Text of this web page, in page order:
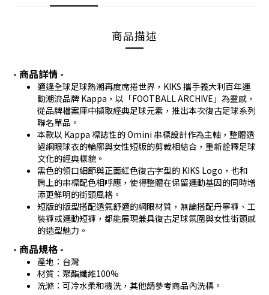
商品描述
- 商品詳情 -
適逢全球足球熱潮再度席捲世界，KIKS 攜手義大利百年運
動潮流品牌 Kappa，以「FOOTBALL ARCHIVE」為靈感，
從品牌檔案庫中擷取經典足球元素，推出本次復古足球系列
聯名單品。
本款以 Kappa 標誌性的 Omini 串標設計作為主軸，整體透
過網眼球衣的輪廓與女性短版的剪裁相結合，重新詮釋足球
文化的經典樣貌。
黑色的領口細節與正面紅色復古字型的 KIKS Logo，也和
肩上的串標配色相呼應，使得整體在保留運動基因的同時增
添更鮮明的街頭風格。
短版的版型搭配透氣舒適的網眼材質，無論搭配丹寧褲、工
裝褲或運動短褲，都能展現兼具復古足球氛圍與女性街頭感
的造型魅力。
- 商品規格 -
產地：台灣
材質：聚酯纖維100%
洗滌：可冷水柔和機洗，其他請參考商品內洗標。